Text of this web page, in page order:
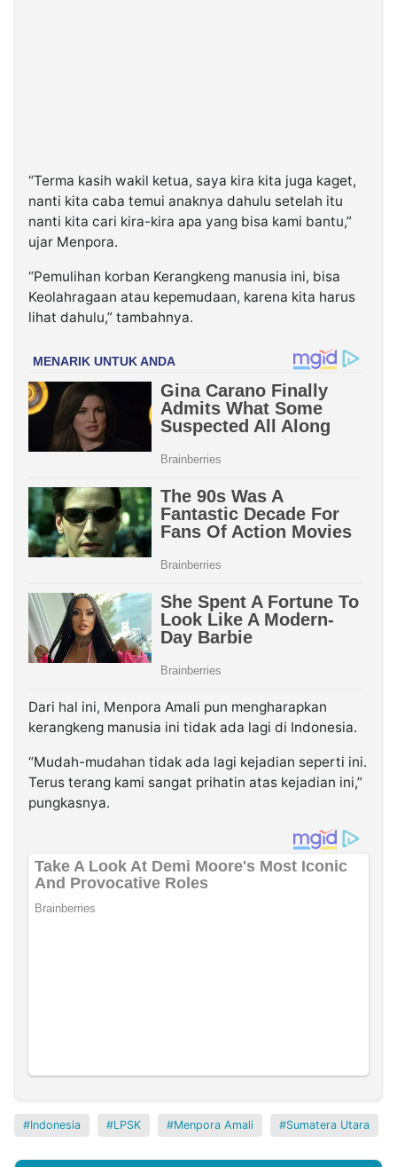
“Terma kasih wakil ketua, saya kira kita juga kaget,
nanti kita caba temui anaknya dahulu setelah itu
nanti kita cari kira-kira apa yang bisa kami bantu,”
ujar Menpora.
“Pemulihan korban Kerangkeng manusia ini, bisa
Keolahragaan atau kepemudaan, karena kita harus
lihat dahulu,” tambahnya.
Dari hal ini, Menpora Amali pun mengharapkan
kerangkeng manusia ini tidak ada lagi di Indonesia.
“Mudah-mudahan tidak ada lagi kejadian seperti ini.
Terus terang kami sangat prihatin atas kejadian ini,”
pungkasnya.
Indonesia LPSK Menpora Amali Sumatera Utara